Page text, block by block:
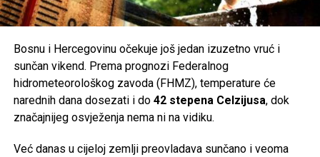
Bosnu i Hercegovinu očekuje još jedan izuzetno vruć i
sunčan vikend. Prema prognozi Federalnog
hidrometeorološkog zavoda (FHMZ), temperature će
narednih dana dosezati i do 42 stepena Celzijusa, dok
značajnijeg osvježenja nema ni na vidiku.
Već danas u cijeloj zemlji preovladava sunčano i veoma